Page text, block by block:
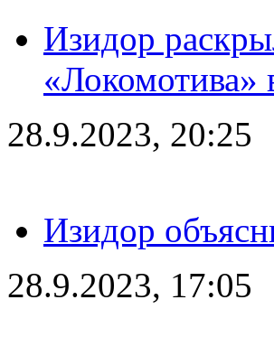
Изидор
«Локомотива»
28.9.2023, 20:25
Изидор
28.9.2023, 17:05